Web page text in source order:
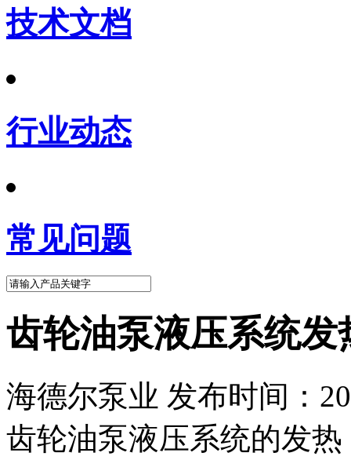
技术文档
行业动态
常见问题
齿轮油泵液压系统
海德尔泵业 发布时间：
齿轮油泵液压系统的发